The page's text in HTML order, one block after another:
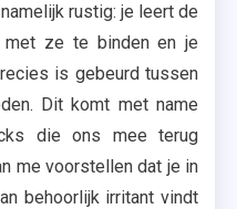
rustig: je leert de
met ze te binden en je
is gebeurd tussen
Dit komt met name
die ons mee terug
me voorstellen dat je in
behoorlijk irritant vindt